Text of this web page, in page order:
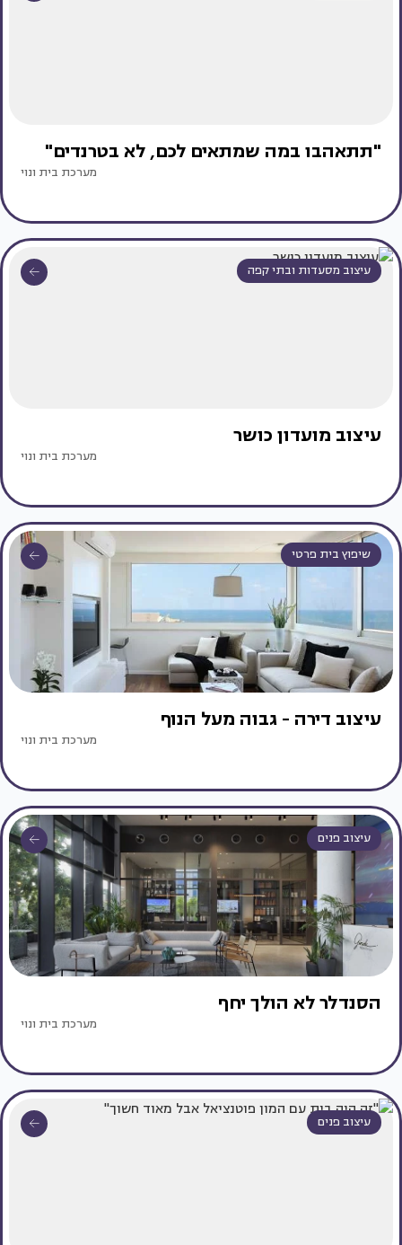
"תתאהבו במה שמתאים לכם, לא בטרנדים"
מערכת בית ונוי
עיצוב מסעדות ובתי קפה
עיצוב מועדון כושר
מערכת בית ונוי
שיפוץ בית פרטי
עיצוב דירה - גבוה מעל הנוף
מערכת בית ונוי
עיצוב פנים
הסנדלר לא הולך יחף
מערכת בית ונוי
עיצוב פנים